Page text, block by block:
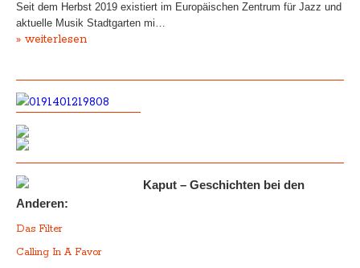
Seit dem Herbst 2019 existiert im Europäischen Zentrum für Jazz und
aktuelle Musik Stadtgarten mi…
» weiterlesen
Kaput – Geschichten bei den
Anderen:
Das Filter
Calling In A Favor